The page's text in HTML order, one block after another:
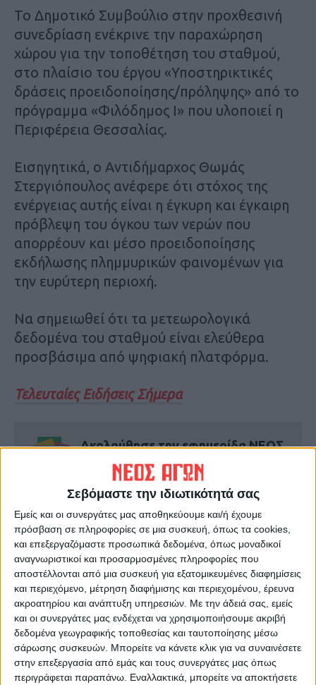
Σεβόμαστε την ιδιωτικότητά σας
Εμείς και οι συνεργάτες μας αποθηκεύουμε και/ή έχουμε
πρόσβαση σε πληροφορίες σε μια συσκευή, όπως τα cookies,
και επεξεργαζόμαστε προσωπικά δεδομένα, όπως μοναδικοί
αναγνωριστικοί και προσαρμοσμένες πληροφορίες που
αποστέλλονται από μια συσκευή για εξατομικευμένες διαφημίσεις
και περιεχόμενο, μέτρηση διαφήμισης και περιεχομένου, έρευνα
ακροατηρίου και ανάπτυξη υπηρεσιών. Με την άδειά σας, εμείς
και οι συνεργάτες μας ενδέχεται να χρησιμοποιήσουμε ακριβή
δεδομένα γεωγραφικής τοποθεσίας και ταυτοποίησης μέσω
σάρωσης συσκευών. Μπορείτε να κάνετε κλικ για να συναινέσετε
στην επεξεργασία από εμάς και τους συνεργάτες μας όπως
περιγράφεται παραπάνω. Εναλλακτικά, μπορείτε να αποκτήσετε
Το Δημοτικό Συμβούλιο στην προχθεσινή
συνεδρίαση ενέκρινε την παραχώρηση
χώρου για την τοποθέτηση του σταθμού,
στο πλαίσιο του έργου «Υποστηρικτικές
δράσεις προειδοποίησης/πρόληψης» από το
πρόγραμμα «Φιλόδημος Ι» που υλοποιεί η
Περιφέρεια Θεσσαλίας.
Εισηγητικά, ο Αντιδήμαρχος Θωμάς
Στεργιόπουλος ανέφερε ότι στόχος της
ενέργειας αυτής είναι η έγκυρη και έγκαιρη
πρόβλεψη του όγκου των νερών που
απορρέουν και μέσο προειδοποίησης
εκδήλωσης πλημμυρικών φαινομένων για
την ευρύτερη περιοχή.
Να σημειωθεί ότι τα μετεωρολογικά
δεδομένα του σταθμού είναι ελεύθερα
προσβάσιμα από ψηφιακή πλατφόρμα.
Τελευταίες Ειδήσεις Σήμερα
Ακολούθησε την εφημερίδα ΝΕΟΣ
ΑΓΩΝ στο Google News!
Όλες οι εξελίξεις στην περιοχή της
Καρδίτσας και ευρύτερα της Θεσσαλίας
ΠΡΟΗΓΟΥΜΕΝΟ ΑΡΘΡΟ
Δημ. Κουρέτας: Το ποδήλατο
αναπόσπαστο κομμάτι της
ζωής μας
ΕΠΟΜΕΝΟ ΑΡΘΡΟ
Στους τέσσερις οι νεκροί από
τις πλημμύρες στην
Αυστραλία - Συνεχίζονται οι
επιχειρήσεις έρευνας